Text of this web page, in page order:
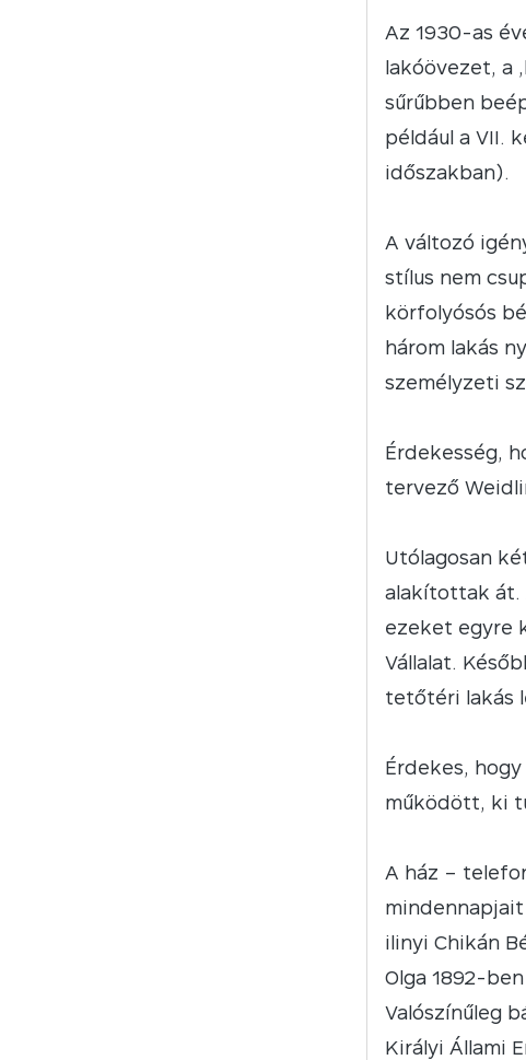
Az 1930-as
lakóövezet, a
sűrűbben
például a VII.
időszakban).
A változó
stílus nem
körfolyósós
három lakás
személyzeti
Érdekesség,
tervező
Utólagosan
alakítottak át.
ezeket egyre
Vállalat.
tetőtéri lakás
Érdekes,
működött, ki
A ház –
ilinyi Chikán
Olga 1892-
Valószínűleg
Királyi Állami